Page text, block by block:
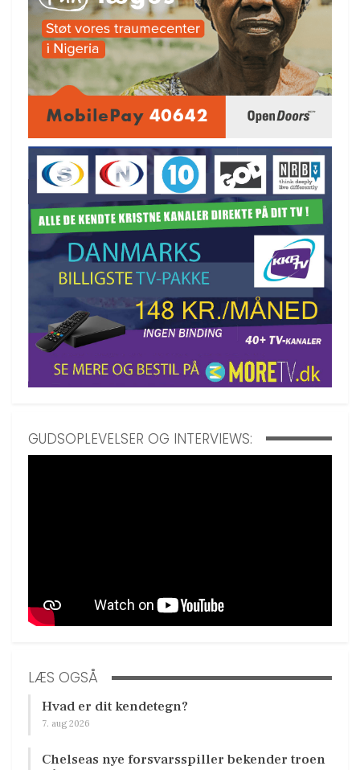
GUDSOPLEVELSER OG INTERVIEWS:
LÆS OGSÅ
Hvad er dit kendetegn?
7. aug 2026
Chelseas nye forsvarsspiller bekender troen